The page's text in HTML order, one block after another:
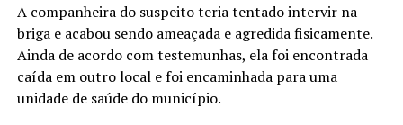
A companheira do suspeito teria tentado intervir na
briga e acabou sendo ameaçada e agredida fisicamente.
Ainda de acordo com testemunhas, ela foi encontrada
caída em outro local e foi encaminhada para uma
unidade de saúde do município.